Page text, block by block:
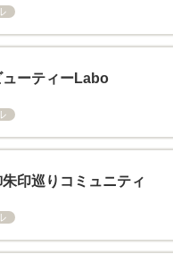
ューティーLabo
印巡りコミュニティ